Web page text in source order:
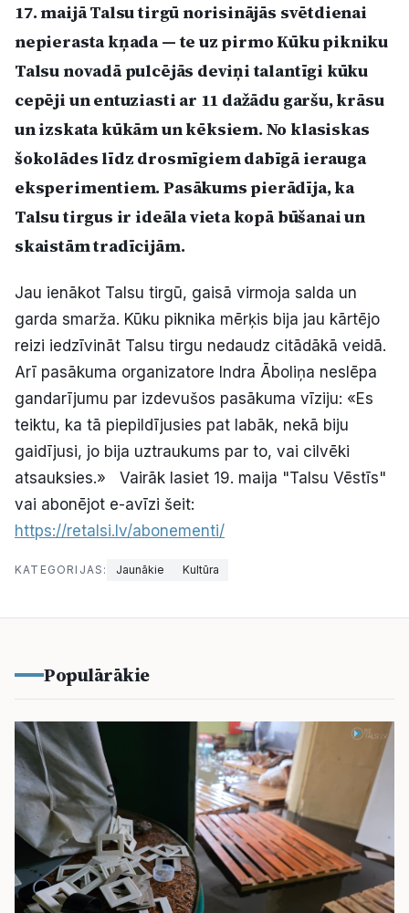
Pasākumi
Reklāma
Par mums
Kontakti
Ziņo redakcijai
Facebook Instagram YouTube
17. maijā Talsu tirgū norisinājās svētdienai
nepierasta kņada — te uz pirmo Kūku pikniku
Talsu novadā pulcējās deviņi talantīgi kūku
cepēji un entuziasti ar 11 dažādu garšu, krāsu
un izskata kūkām un kēksiem. No klasiskas
šokolādes līdz drosmīgiem dabīgā ierauga
eksperimentiem. Pasākums pierādīja, ka
Talsu tirgus ir ideāla vieta kopā būšanai un
skaistām tradīcijām.
Jau ienākot Talsu tirgū, gaisā virmoja salda un
garda smarža. Kūku piknika mērķis bija jau kārtējo
reizi iedzīvināt Talsu tirgu nedaudz citādākā veidā.
Arī pasākuma organizatore Indra Āboliņa neslēpa
gandarījumu par izdevušos pasākuma vīziju: «Es
teiktu, ka tā piepildījusies pat labāk, nekā biju
gaidījusi, jo bija uztraukums par to, vai cilvēki
atsauksies.» Vairāk lasiet 19. maija "Talsu Vēstīs"
vai abonējot e-avīzi šeit:
https://retalsi.lv/abonementi/
KATEGORIJAS: Jaunākie Kultūra
Populārākie